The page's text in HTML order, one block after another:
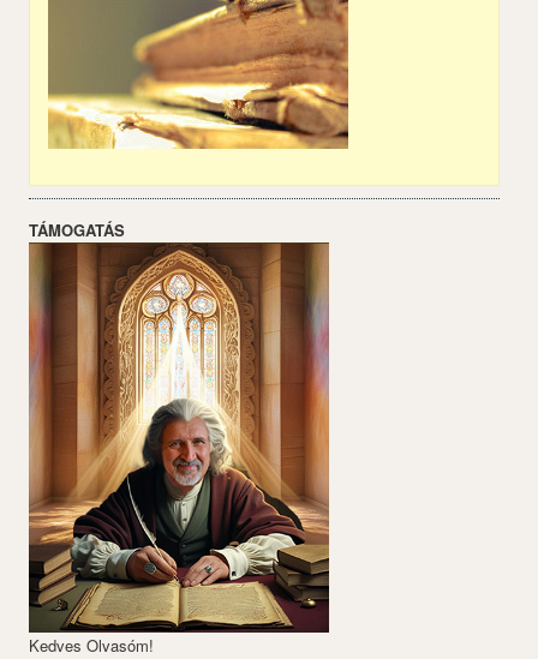
TÁMOGATÁS
Kedves Olvasóm!